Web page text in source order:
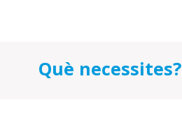
Què necessites?